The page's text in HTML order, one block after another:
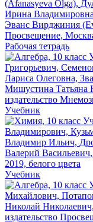
Рабочая тетрадь
Учебник
Учебник